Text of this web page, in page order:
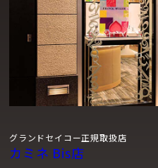
グランドセイコー正規取扱店
カミネ Bis店